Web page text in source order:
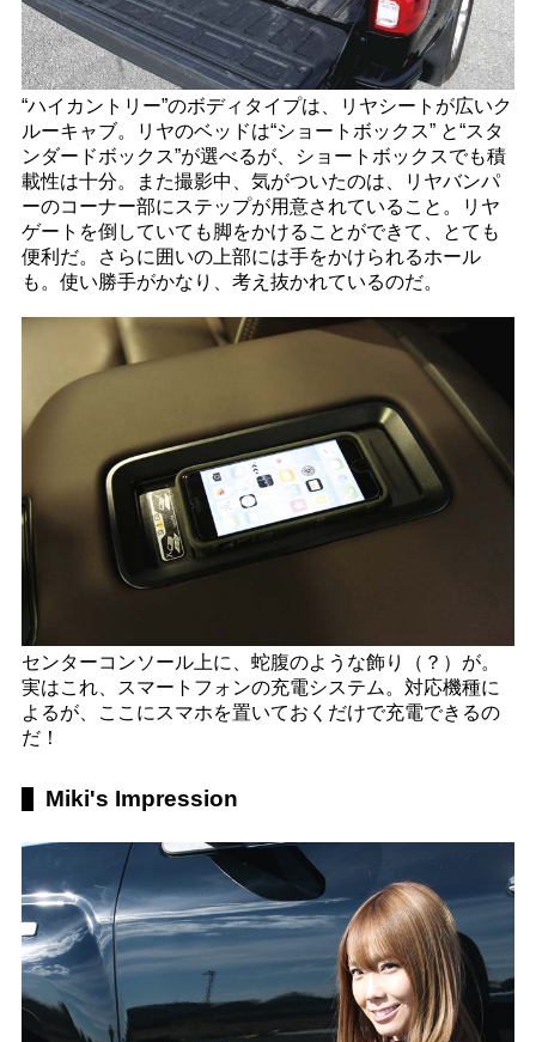
“ハイカントリー”のボディタイプは、リヤシートが広いク
ルーキャブ。リヤのベッドは“ショートボックス” と“スタ
ンダードボックス”が選べるが、ショートボックスでも積
載性は十分。また撮影中、気がついたのは、リヤバンパ
ーのコーナー部にステップが用意されていること。リヤ
ゲートを倒していても脚をかけることができて、とても
便利だ。さらに囲いの上部には手をかけられるホール
も。使い勝手がかなり、考え抜かれているのだ。
センターコンソール上に、蛇腹のような飾り（？）が。
実はこれ、スマートフォンの充電システム。対応機種に
よるが、ここにスマホを置いておくだけで充電できるの
だ！
Miki's Impression